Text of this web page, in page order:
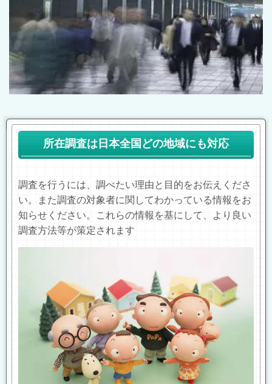
所在調査は日本全国どの地域にも対応
調査を行うには、調べたい理由と目的をお伝えくださ
い。また調査の対象者に関してわかっている情報をお
知らせください。これらの情報を基にして、より良い
調査方法等が策定されます